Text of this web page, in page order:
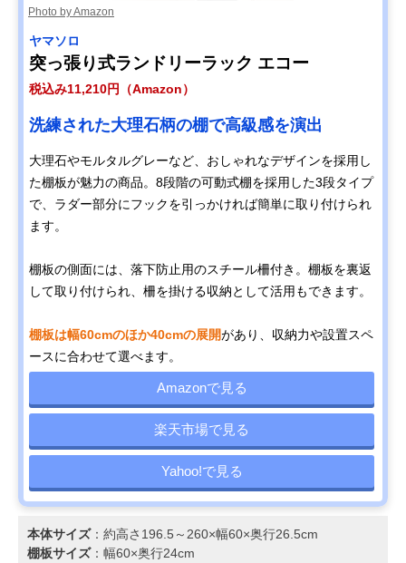
Photo by Amazon
ヤマソロ
突っ張り式ランドリーラック エコー
税込み11,210円（Amazon）
洗練された大理石柄の棚で高級感を演出
大理石やモルタルグレーなど、おしゃれなデザインを採用し
た棚板が魅力の商品。8段階の可動式棚を採用した3段タイプ
で、ラダー部分にフックを引っかければ簡単に取り付けられ
ます。
棚板の側面には、落下防止用のスチール柵付き。棚板を裏返
して取り付けられ、柵を掛ける収納として活用もできます。
棚板は幅60cmのほか40cmの展開があり、収納力や設置スペ
ースに合わせて選べます。
Amazonで見る
楽天市場で見る
Yahoo!で見る
本体サイズ：約高さ196.5～260×幅60×奥行26.5cm
棚板サイズ：幅60×奥行24cm